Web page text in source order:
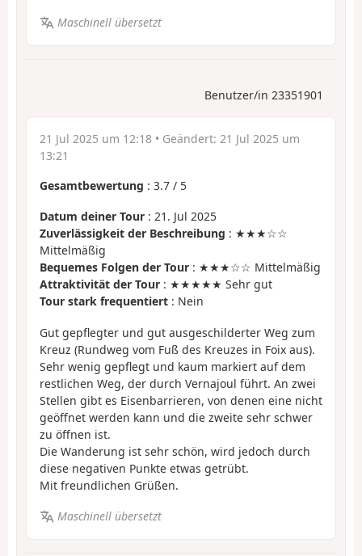
Maschinell übersetzt
Benutzer/in 23351901
21 Jul 2025 um 12:18 • Geändert: 21 Jul 2025 um
13:21
Gesamtbewertung : 3.7 / 5
Datum deiner Tour : 21. Jul 2025
Zuverlässigkeit der Beschreibung : ★★★☆☆
Mittelmäßig
Bequemes Folgen der Tour : ★★★☆☆ Mittelmäßig
Attraktivität der Tour : ★★★★★ Sehr gut
Tour stark frequentiert : Nein
Gut gepflegter und gut ausgeschilderter Weg zum
Kreuz (Rundweg vom Fuß des Kreuzes in Foix aus).
Sehr wenig gepflegt und kaum markiert auf dem
restlichen Weg, der durch Vernajoul führt. An zwei
Stellen gibt es Eisenbarrieren, von denen eine nicht
geöffnet werden kann und die zweite sehr schwer
zu öffnen ist.
Die Wanderung ist sehr schön, wird jedoch durch
diese negativen Punkte etwas getrübt.
Mit freundlichen Grüßen.
Maschinell übersetzt